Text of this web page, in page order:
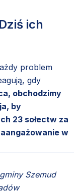
Będargowo,
Huta,
Leśno,
Szemudzka
ich
problem
gdy
obchodzimy
by
23 sołectw za
w
Szemud